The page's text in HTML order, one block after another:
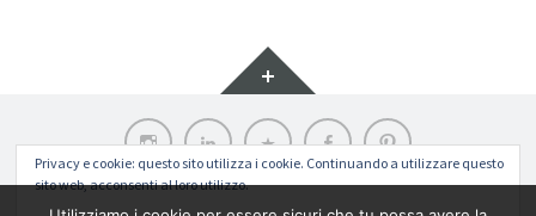
Widget
InstagramLinkedIn ArchiloversFacebookPinterest
Funziona grazie a WordPress
Privacy e cookie: questo sito utilizza i cookie. Continuando a utilizzare questo
sito web, acconsenti al loro utilizzo.